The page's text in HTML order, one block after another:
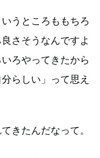
うところももちろ
さそうなんですよ
ろやってきたから
らしい」って思え
きたんだなって。